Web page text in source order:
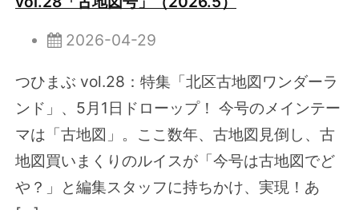
2026-04-29
つひまぶ vol.28：特集「北区古地図ワンダーラ
ンド」、5月1日ドローップ！ 今号のメインテー
マは「古地図」。ここ数年、古地図見倒し、古
地図買いまくりのルイスが「今号は古地図でど
や？」と編集スタッフに持ちかけ、実現！あ